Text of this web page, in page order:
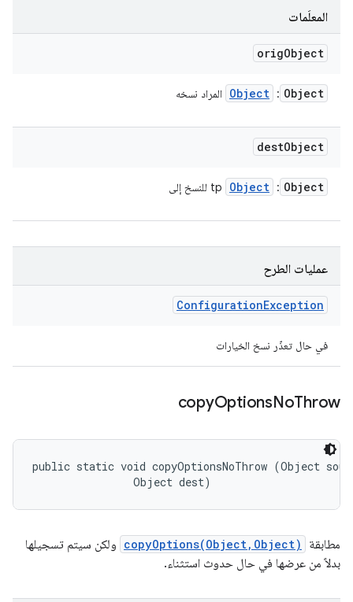
المعلَمات
origObject
Object
:
Object المراد نسخه
destObject
Object
:
Object
عمليات الطرح
ConfigurationException
في حال تعذّر نسخ الخيارات
copyOptionsNoThrow
public static void copyOptionsNoThrow (Object
                Object dest)
مطابقة copyOptions(Object,Object) ولكن سيتم تسجيلها
بدلاً من عرضها في حال حدوث استثناء.